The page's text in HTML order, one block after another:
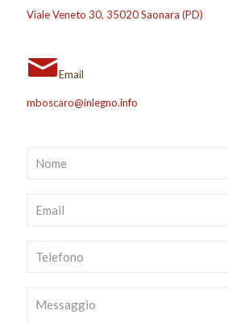
Viale Veneto 30, 35020 Saonara (PD)
Email
mboscaro@inlegno.info